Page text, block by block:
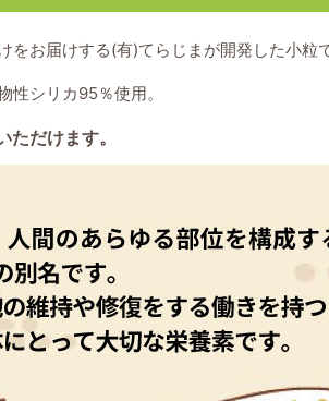
お届けする(有)てらじまが開発した小粒
性シリカ95％使用。
だけます。